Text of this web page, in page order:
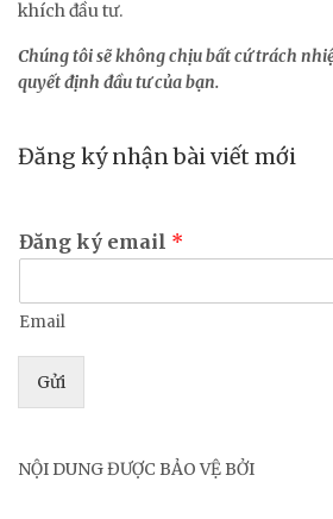
khích đầu tư.
Chúng tôi sẽ không chịu bất cứ trách
quyết định đầu tư của bạn.
Đăng ký nhận bài viết mới
Đăng ký email *
Email
Gửi
NỘI DUNG ĐƯỢC BẢO VỆ BỞI